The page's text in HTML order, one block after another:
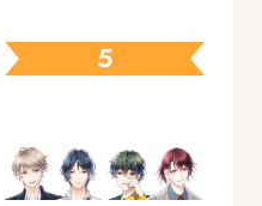
ェック
5